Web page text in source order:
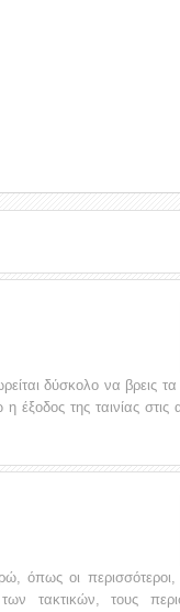
δύσκολο να βρεις
της ταινίας στις
όπως οι
τακτικών, τους